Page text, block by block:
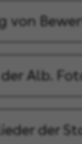
von
Alb.
der